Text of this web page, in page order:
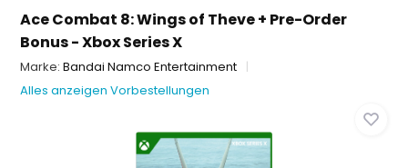
Ace Combat 8: Wings of Theve + Pre-Order
Bonus - Xbox Series X
Marke:Bandai Namco Entertainment
Alles anzeigen Vorbestellungen